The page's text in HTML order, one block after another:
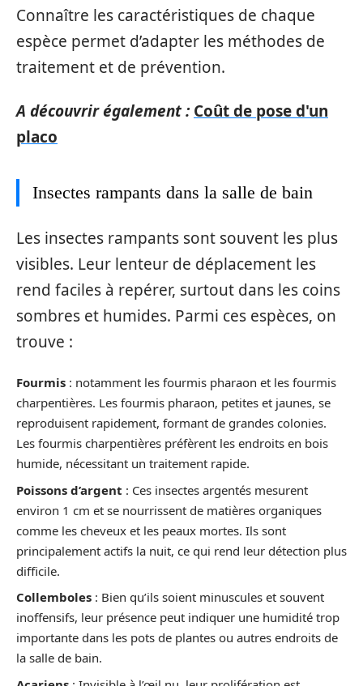
Connaître les caractéristiques de chaque
espèce permet d’adapter les méthodes de
traitement et de prévention.
A découvrir également : Coût de pose d'un
placo
Insectes rampants dans la salle de bain
Les insectes rampants sont souvent les plus
visibles. Leur lenteur de déplacement les
rend faciles à repérer, surtout dans les coins
sombres et humides. Parmi ces espèces, on
trouve :
Fourmis : notamment les fourmis pharaon et les fourmis
charpentières. Les fourmis pharaon, petites et jaunes, se
reproduisent rapidement, formant de grandes colonies.
Les fourmis charpentières préfèrent les endroits en bois
humide, nécessitant un traitement rapide.
Poissons d’argent : Ces insectes argentés mesurent
environ 1 cm et se nourrissent de matières organiques
comme les cheveux et les peaux mortes. Ils sont
principalement actifs la nuit, ce qui rend leur détection plus
difficile.
Collemboles : Bien qu’ils soient minuscules et souvent
inoffensifs, leur présence peut indiquer une humidité trop
importante dans les pots de plantes ou autres endroits de
la salle de bain.